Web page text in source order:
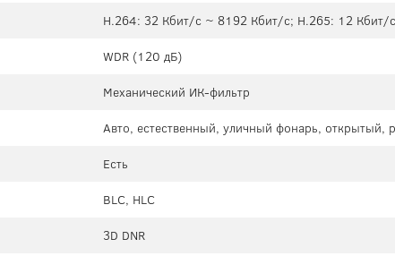
H.264: 32 Кбит/с ~ 8192 Кбит/с; H.265: 12
WDR (120 дБ)
Механический ИК-фильтр
Авто, естественный, уличный фонарь, открытый,
Есть
BLC, HLC
3D DNR